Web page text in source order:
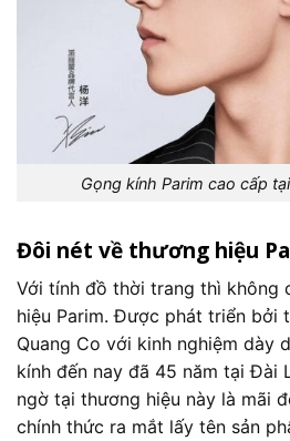
Gọng kính Parim cao cấp
Đôi nét về thương hiệu
Với tính đồ thời trang thì không
hiệu Parim. Được phát triển bởi
Quang Co với kinh nghiệm dày
kính đến nay đã 45 năm tại Đài
ngờ tại thương hiệu này là mãi
chính thức ra mắt lấy tên sản